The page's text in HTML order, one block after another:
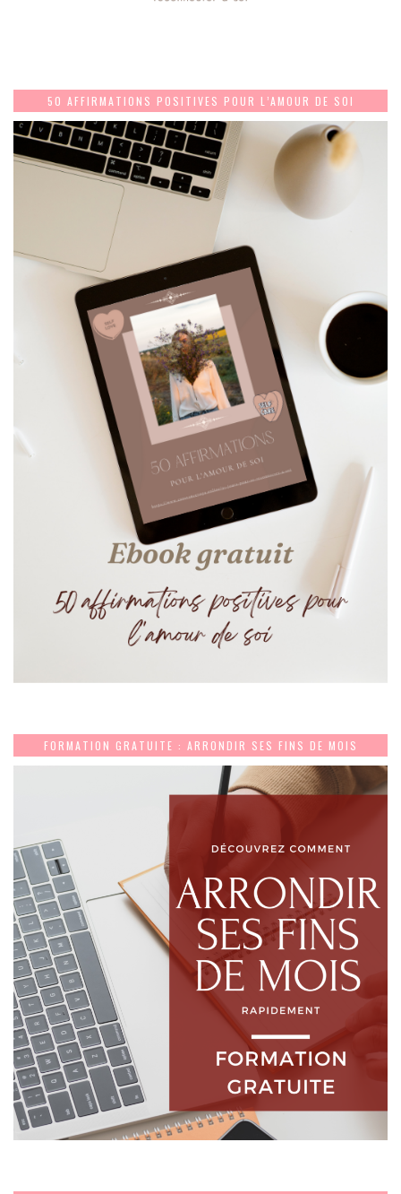
50 AFFIRMATIONS POSITIVES POUR L’AMOUR DE SOI
FORMATION GRATUITE : ARRONDIR SES FINS DE MOIS